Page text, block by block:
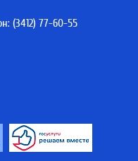
(3412) 77-60-55